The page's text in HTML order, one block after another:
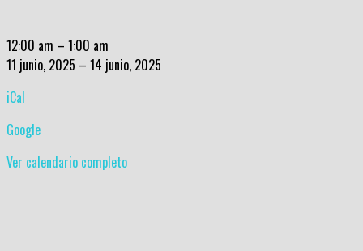
Copa
Fundadores
12:00 am – 1:00 am
11 junio, 2025 – 14 junio, 2025
iCal
Google
Ver calendario completo